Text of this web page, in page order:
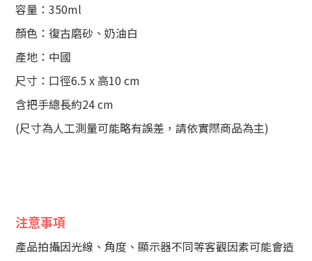
容量：350ml
顏色：復古磨砂、奶油白
產地：中國
尺寸：口徑6.5 x 高10 cm
含把手總長約24 cm
(尺寸為人工測量可能略有誤差，請依實際商品為主)
注意事項
產品拍攝因光線、角度、顯示器不同等客觀因素可能會造